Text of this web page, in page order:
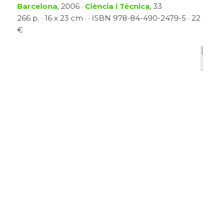
Barcelona, 2006 · Ciència i Tècnica, 33
266 p. · 16 x 23 cm · · ISBN 978-84-490-2479-5 · 22
€